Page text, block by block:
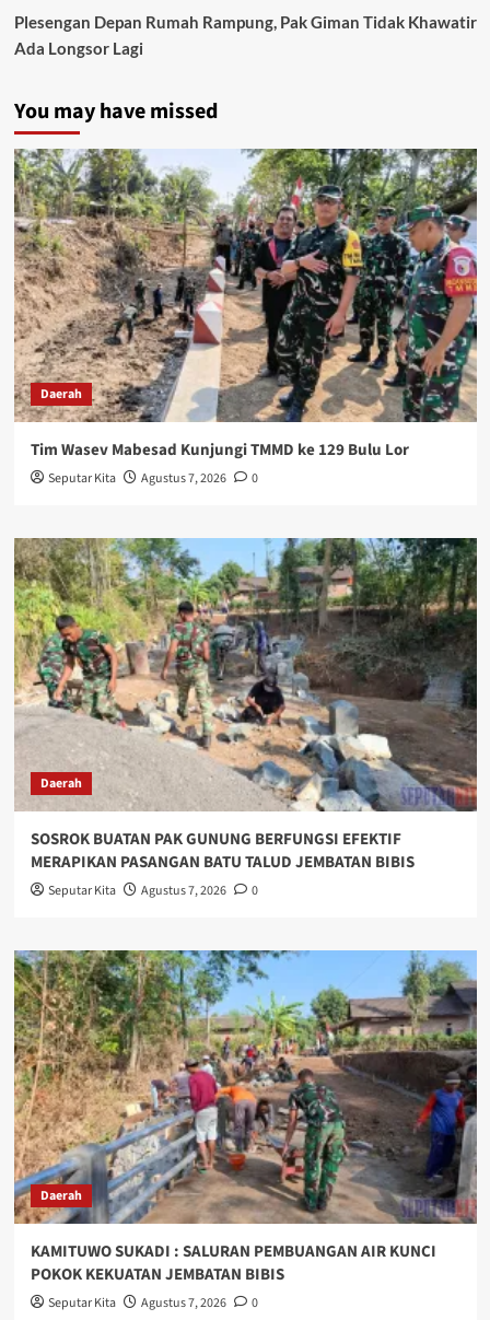
Plesengan Depan Rumah Rampung, Pak Giman Tidak Khawatir
Ada Longsor Lagi
You may have missed
Daerah
Tim Wasev Mabesad Kunjungi TMMD ke 129 Bulu Lor
Seputar Kita Agustus 7, 2026 0
Daerah
SOSROK BUATAN PAK GUNUNG BERFUNGSI EFEKTIF
MERAPIKAN PASANGAN BATU TALUD JEMBATAN BIBIS
Seputar Kita Agustus 7, 2026 0
Daerah
KAMITUWO SUKADI : SALURAN PEMBUANGAN AIR KUNCI
POKOK KEKUATAN JEMBATAN BIBIS
Seputar Kita Agustus 7, 2026 0